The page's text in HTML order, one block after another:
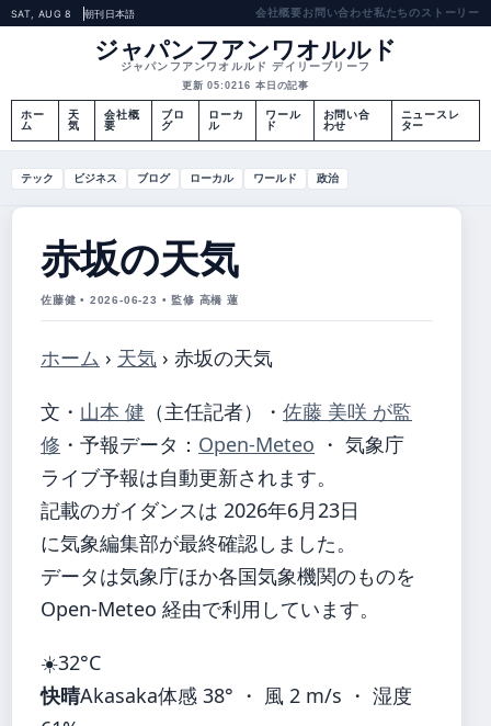
SAT, AUG 8 朝刊日本語 会社概要お問い合わせ私たちのストーリー
ジャパンフアンワオルルド
ジャパンフアンワオルルド デイリーブリーフ
更新 05:0216 本日の記事
ホー
ム
天
気
会社概
要
ブロ
グ
ローカ
ル
ワール
ド
お問い合
わせ
ニュースレ
ター
テック ビジネス ブログ ローカル ワールド 政治
赤坂の天気
佐藤健 • 2026-06-23 • 監修 高橋 蓮
ホーム › 天気 › 赤坂の天気
文・ 山本 健 （主任記者） ・ 佐藤 美咲 が監
修 ・ 予報データ： Open-Meteo ・ 気象庁
ライブ予報は自動更新されます。
記載のガイダンスは 2026年6月23日
に気象編集部が最終確認しました。
データは気象庁ほか各国気象機関のものを
Open-Meteo 経由で利用しています。
☀️32°C
快晴Akasaka体感 38° ・ 風 2 m/s ・ 湿度